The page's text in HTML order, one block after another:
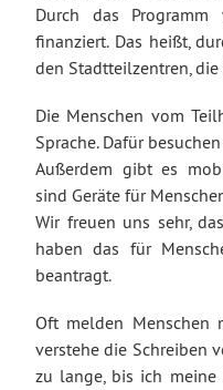
Durch das Programm
finanziert. Das heißt,
den Stadtteilzentren,
Die Menschen vom
Sprache. Dafür
Außerdem gibt es
sind Geräte für
Wir freuen uns sehr,
haben das für
beantragt.
Oft melden Menschen
verstehe die Schreiben
zu lange, bis ich meine